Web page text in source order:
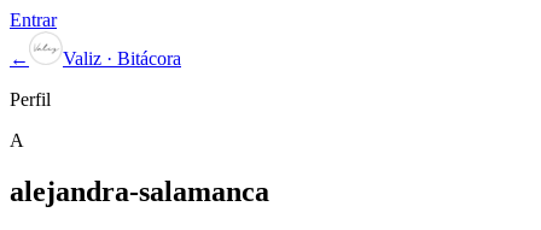
Entrar
←
Valiz · Bitácora
Perfil
A
alejandra-salamanca